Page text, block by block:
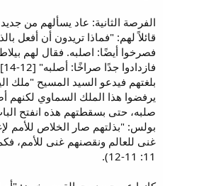
الفرصة الثانية: عاد يسألهم من
قائلاً لهم: "فماذا تريدون أن أفعل
فصرخوا أيضًا: اصلبه. فقال لهم
بلغتهم فيدعو السيد المسيح "ملك
يرفضوا هذا الملك السماوي لكنهم
صلبه، حتى بسقطتهم هذه انفتح
بولس: "بذلتهم صار الخلاص للأمم
غنى للعالم ونقصنهم غنى للأمم،
11: 11-12).